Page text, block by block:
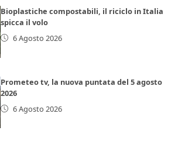
Bioplastiche compostabili, il riciclo in Italia
spicca il volo
6 Agosto 2026
Prometeo tv, la nuova puntata del 5 agosto
2026
6 Agosto 2026